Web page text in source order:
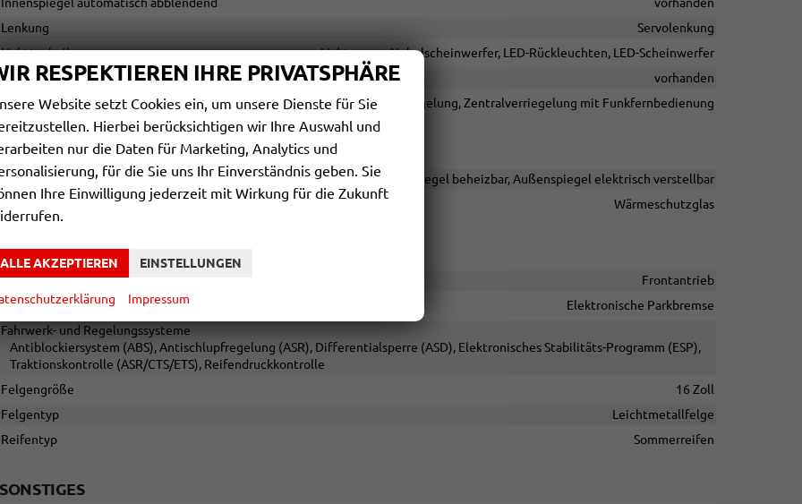
Lenkung
Servolenkung
Lichttechnik
Lichtsensor, Nebelscheinwerfer, LED-Rückleuchten, LED-Scheinwerfer
Start/Stop-Automatik
vorhanden
Zentralverriegelung
Zentralverriegelung, Zentralverriegelung mit Funkfernbedienung
AUSSEN
Außenspiegel
Außenspiegel elektrisch anklappbar, Außenspiegel beheizbar, Außenspiegel elektrisch verstellbar
Scheiben, Verglasung
Wärmeschutzglas
RÄDER & TECHNIK
Antriebsachse
Frontantrieb
Bremsen
Elektronische Parkbremse
Fahrwerk- und Regelungssysteme
Antiblockiersystem (ABS), Antischlupfregelung (ASR), Differentialsperre (ASD), Elektronisches Stabilitäts-Programm (ESP),
Traktionskontrolle (ASR/CTS/ETS), Reifendruckkontrolle
Felgengröße
16 Zoll
Felgentyp
Leichtmetallfelge
Reifentyp
Sommerreifen
SONSTIGES
RESPEKTIEREN IHRE PRIVATSPHÄRE
Website setzt Cookies ein, um unsere Dienste für Sie
Hierbei berücksichtigen wir Ihre Auswahl und
nur die Daten für Marketing, Analytics und
für die Sie uns Ihr Einverständnis geben. Sie
Ihre Einwilligung jederzeit mit Wirkung für die Zukunft
ALLE AKZEPTIEREN EINSTELLUNGEN
Impressum